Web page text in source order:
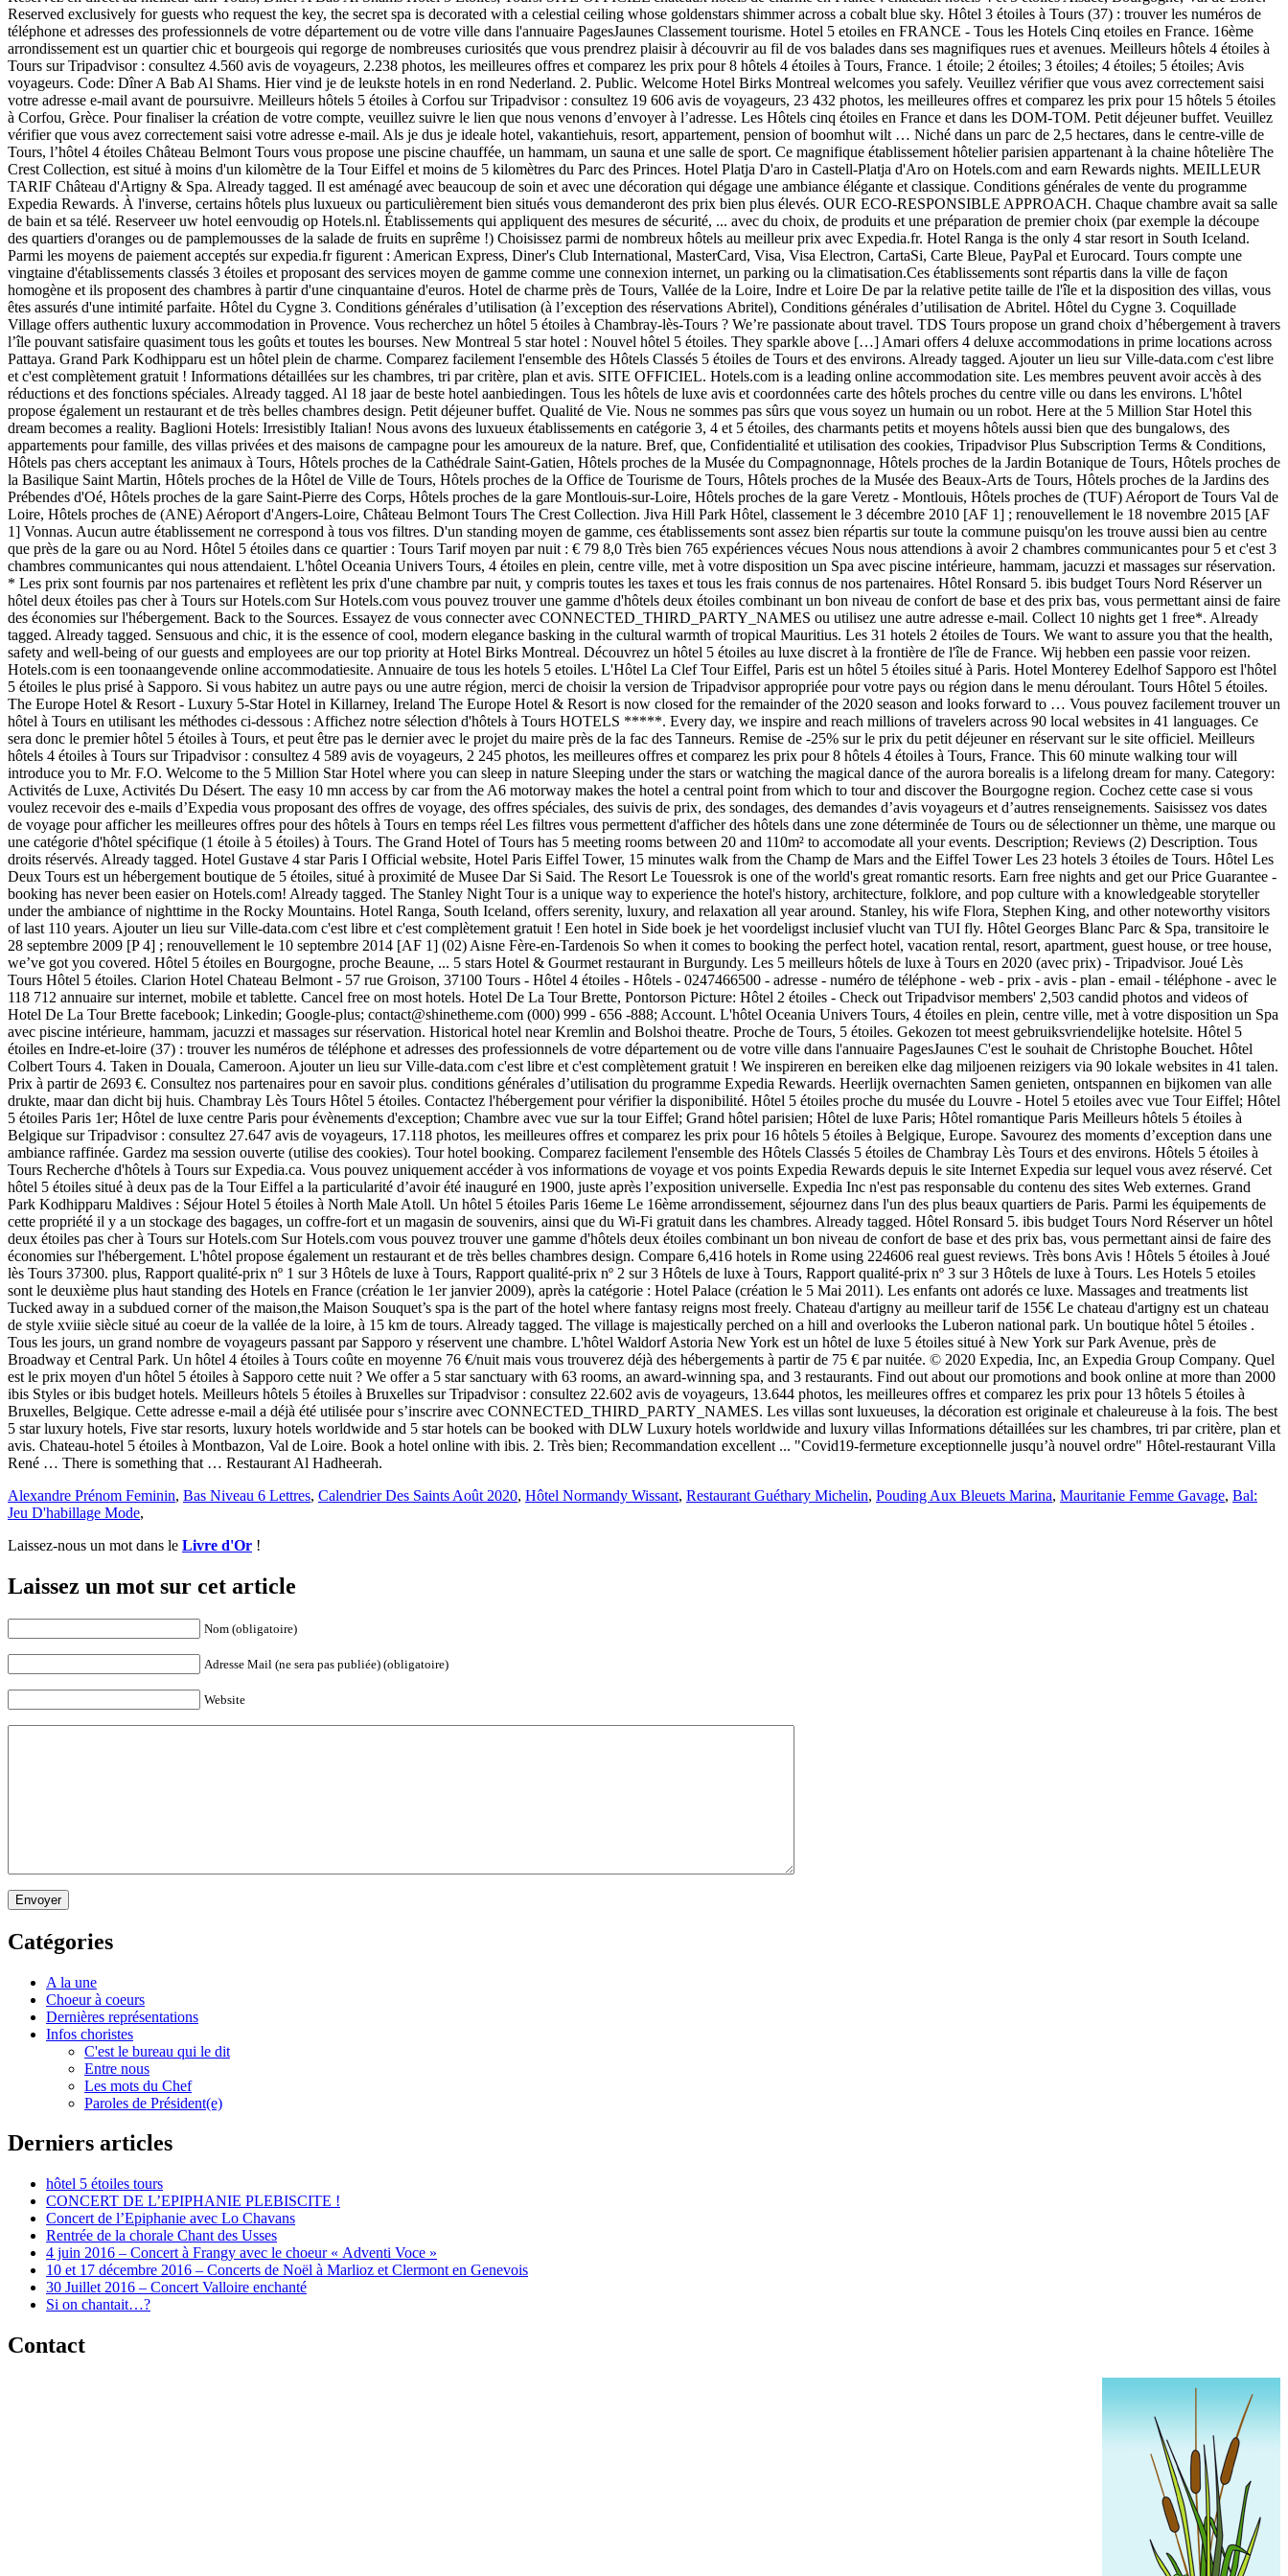
Alexandre Prénom Feminin, Bas Niveau 6 Lettres, Calendrier Des Saints Août 2020, Hôtel Normandy Wissant, Restaurant Guéthary Michelin, Pouding Aux Bleuets Marina, Mauritanie Femme Gavage, Bal:
Jeu D'habillage Mode,
Laissez-nous un mot dans le Livre d'Or !
Laissez un mot sur cet article
Nom (obligatoire)
Adresse Mail (ne sera pas publiée) (obligatoire)
Website
Envoyer
Catégories
A la une
Choeur à coeurs
Dernières représentations
Infos choristes
C'est le bureau qui le dit
Entre nous
Les mots du Chef
Paroles de Président(e)
Derniers articles
hôtel 5 étoiles tours
CONCERT DE L’EPIPHANIE PLEBISCITE !
Concert de l’Epiphanie avec Lo Chavans
Rentrée de la chorale Chant des Usses
4 juin 2016 – Concert à Frangy avec le choeur « Adventi Voce »
10 et 17 décembre 2016 – Concerts de Noël à Marlioz et Clermont en Genevois
30 Juillet 2016 – Concert Valloire enchanté
Si on chantait…?
Contact